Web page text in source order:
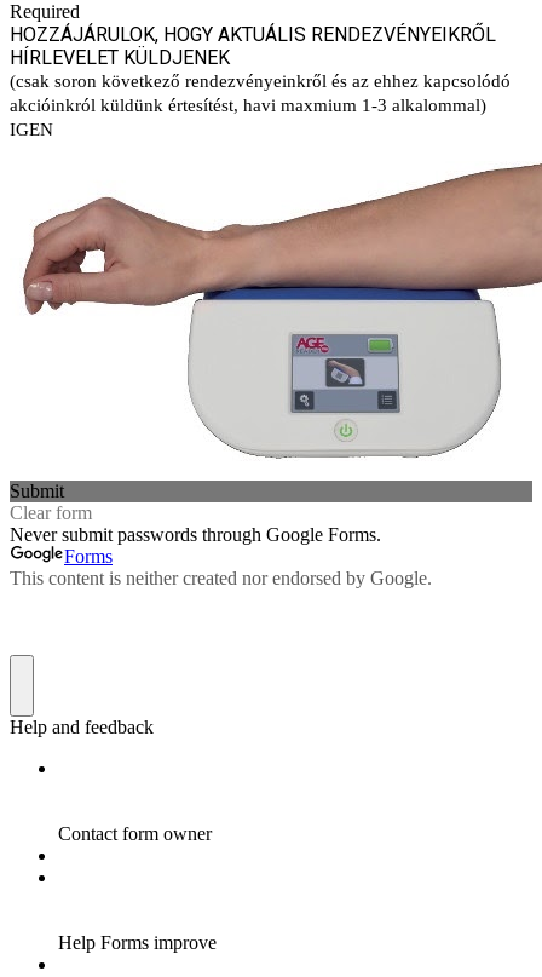
Required
HOZZÁJÁRULOK, HOGY AKTUÁLIS RENDEZVÉNYEIKRŐL
HÍRLEVELET KÜLDJENEK
(csak soron következő rendezvényeinkről és az ehhez kapcsolódó
akcióinkról küldünk értesítést, havi maxmium 1-3 alkalommal)
IGEN
Submit
Clear form
Never submit passwords through Google Forms.
Forms
This content is neither created nor endorsed by Google.
Help and feedback
Contact form owner
Help Forms improve